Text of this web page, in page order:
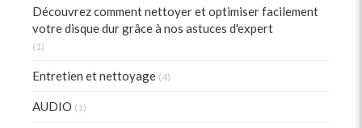
Découvrez comment nettoyer et optimiser facilement
votre disque dur grâce à nos astuces d'expert
(1)
Entretien et nettoyage (4)
AUDIO (1)